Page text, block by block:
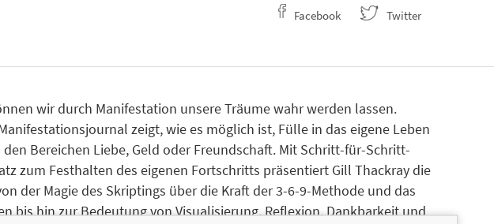
Facebook Twitter
wir durch Manifestation unsere Träume wahr werden lassen.
zeigt, wie es möglich ist, Fülle in das eigene Leben
den Bereichen Liebe, Geld oder Freundschaft. Mit Schritt-für-Schritt-
zum Festhalten des eigenen Fortschritts präsentiert Gill Thackray die
der Magie des Skriptings über die Kraft der 3-6-9-Methode und das
bis hin zur Bedeutung von Visualisierung, Reflexion, Dankbarkeit und